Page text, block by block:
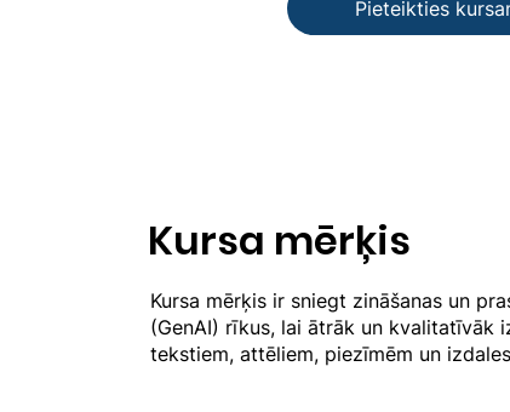
Pieteikties
Kursa mērķis
Kursa mērķis ir sniegt zināšanas un
(GenAI) rīkus, lai ātrāk un kvalitatīvāk
tekstiem, attēliem, piezīmēm un